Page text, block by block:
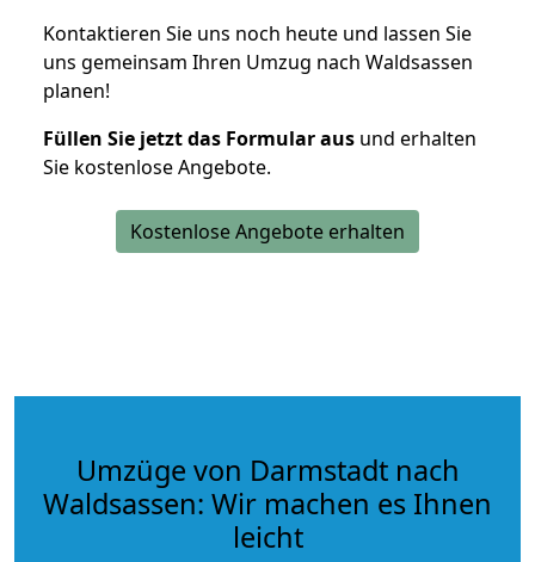
Kontaktieren Sie uns noch heute und lassen Sie
uns gemeinsam Ihren Umzug nach Waldsassen
planen!
Füllen Sie jetzt das Formular aus und erhalten
Sie kostenlose Angebote.
Kostenlose Angebote erhalten
Umzüge von Darmstadt nach
Waldsassen: Wir machen es Ihnen
leicht